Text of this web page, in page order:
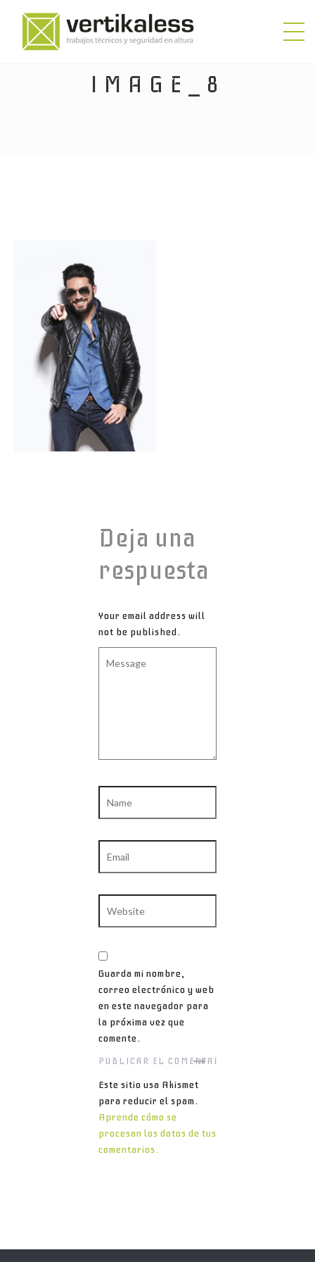
IMAGE_8
Deja una
respuesta
Your email address will
not be published.
Guarda mi nombre,
correo electrónico y web
en este navegador para
la próxima vez que
comente.
Este sitio usa Akismet
para reducir el spam.
Aprende cómo se
procesan los datos de tus
comentarios.